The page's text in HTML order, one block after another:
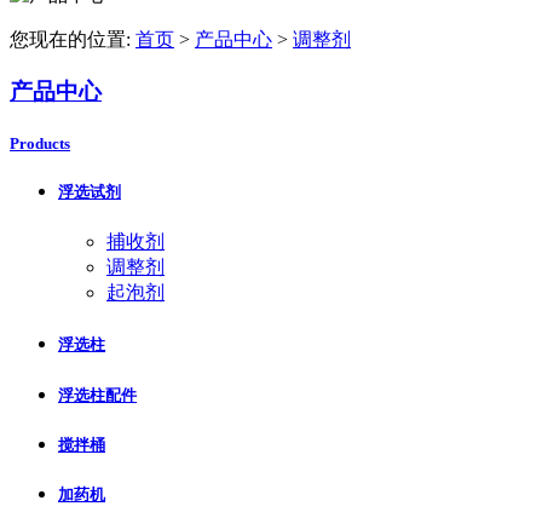
您现在的位置: 首页 > 产品中心 > 调整剂
产品中心
Products
浮选试剂
捕收剂
调整剂
起泡剂
浮选柱
浮选柱配件
搅拌桶
加药机